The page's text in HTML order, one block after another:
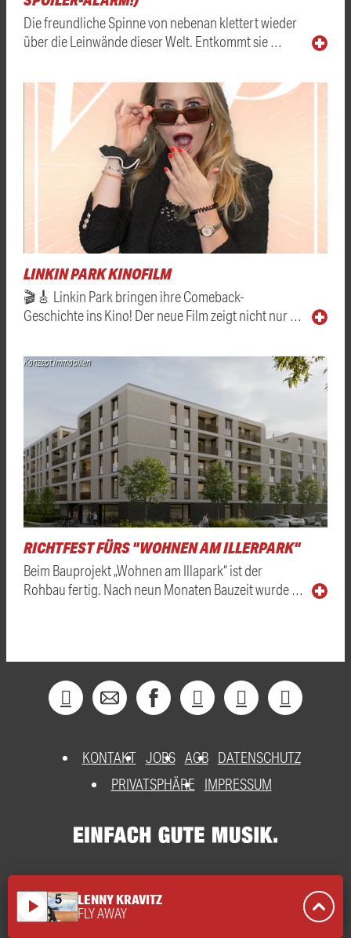
Die freundliche Spinne von nebenan klettert wieder
über die Leinwände dieser Welt. Entkommt sie …
LINKIN PARK KINOFILM
🎬🎸 Linkin Park bringen ihre Comeback-
Geschichte ins Kino! Der neue Film zeigt nicht nur …
Konzept Immobilien
RICHTFEST FÜRS "WOHNEN AM ILLERPARK"
Beim Bauprojekt „Wohnen am Illapark“ ist der
Rohbau fertig. Nach neun Monaten Bauzeit wurde …
KONTAKT JOBS AGB DATENSCHUTZ
PRIVATSPHÄRE
IMPRESSUM
play_arrow LENNY KRAVITZ
FLY AWAY